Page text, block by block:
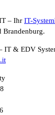
– Ihr IT-
Brandenburg.
IT & EDV